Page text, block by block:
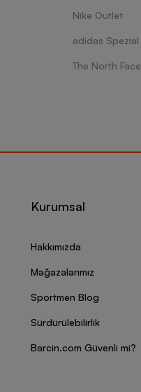
Nike Outlet
adidas Spezial
The North Face
Kurumsal
Hakkımızda
Mağazalarımız
Sportmen Blog
Sürdürülebilirlik
Barcin.com Güvenli mi?